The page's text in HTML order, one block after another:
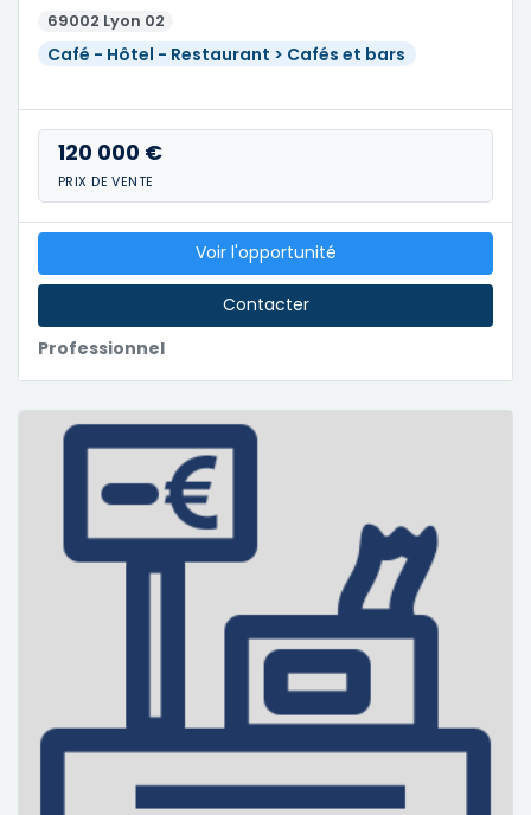
69002 Lyon 02
Café - Hôtel - Restaurant > Cafés et bars
120 000 €
PRIX DE VENTE
Professionnel
Voir l'opportunité
Contacter